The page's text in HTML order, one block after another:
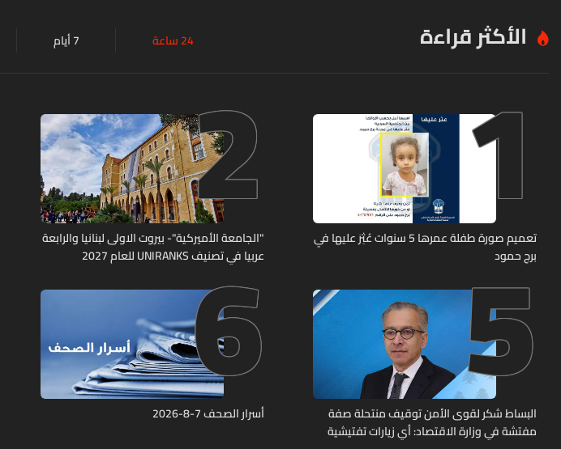
الأكثر قراءة 24 ساعة 7 أيام 1
تعميم صورة طفلة عمرها 5 سنوات عُثِرَ عليها في
برج حمود
2
"الجامعة الأميركية"- بيروت الاولى لبنانيا والرابعة
عربيا في تصنيف UNIRANKS للعام 2027
5
البساط شكر لقوى الأمن توقيف منتحلة صفة
مفتشة في وزارة الاقتصاد: أي زيارات تفتيشية
6
أسرار الصحف 7-8-2026